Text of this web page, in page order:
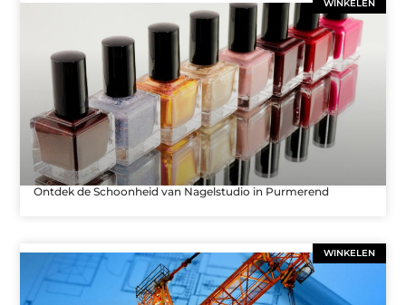
WINKELEN
Ontdek de Schoonheid van Nagelstudio in Purmerend
WINKELEN